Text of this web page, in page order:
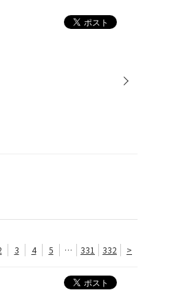
3 4 5 … 331 332 >